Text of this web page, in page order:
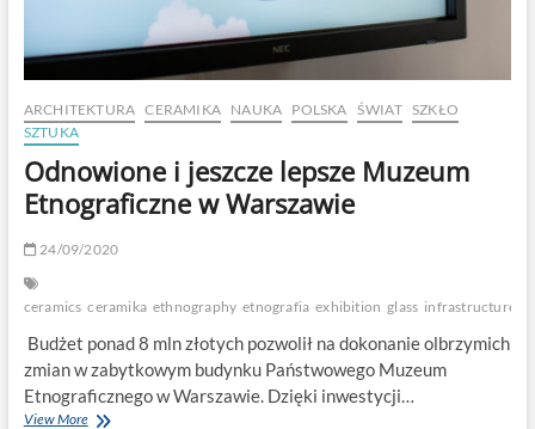
ARCHITEKTURA CERAMIKA NAUKA POLSKA ŚWIAT SZKŁO
SZTUKA
Odnowione i jeszcze lepsze Muzeum
Etnograficzne w Warszawie
24/09/2020
ceramics ceramika ethnography etnografia exhibition glass infrastructure
Budżet ponad 8 mln złotych pozwolił na dokonanie olbrzymich
zmian w zabytkowym budynku Państwowego Muzeum
Etnograficznego w Warszawie. Dzięki inwestycji…
View MoreOdnowione